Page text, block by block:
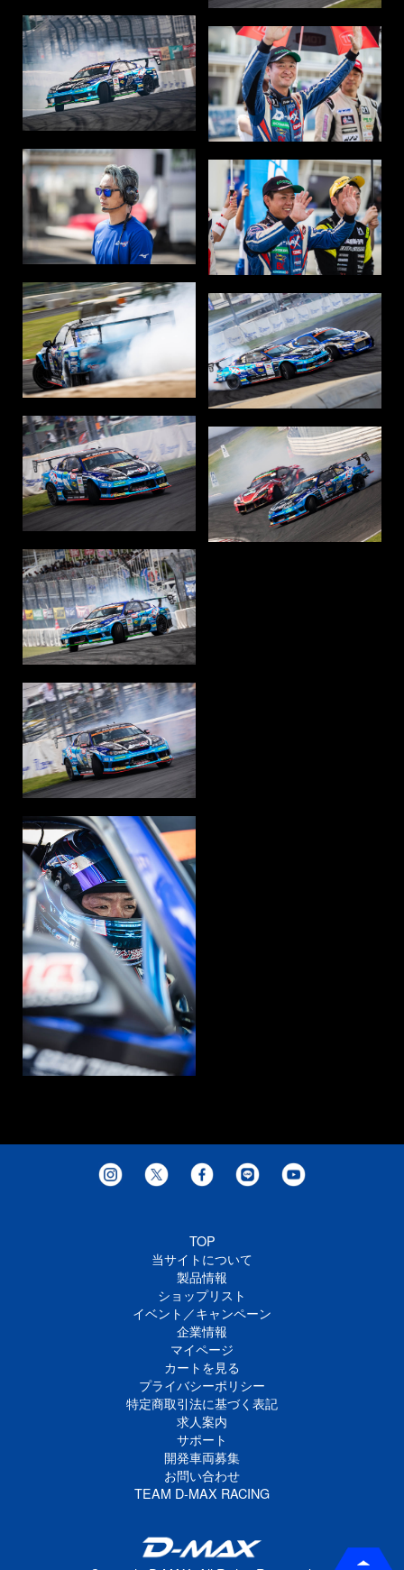
TOP
当サイトについて
製品情報
ショップリスト
イベント／キャンペーン
企業情報
マイページ
カートを見る
プライバシーポリシー
特定商取引法に基づく表記
求人案内
サポート
開発車両募集
お問い合わせ
TEAM D-MAX RACING